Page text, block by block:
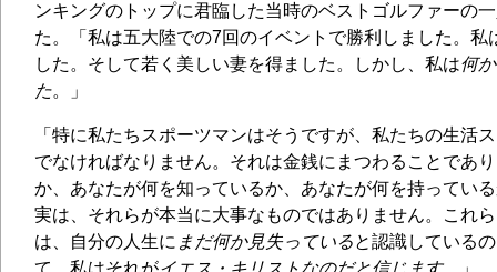
ンキングのトップに君臨した当時のベストゴルファーの
た。「私は五大陸での7回のイベントで勝利しました。私
した。そして若く美しい妻を得ました。しかし、私は何
た。」
「特に私たちスポーツマンはそうですが、私たちの生活
でなければなりません。それは金銭にまつわることであ
か、あなたが何を知っているか、あなたが何を持ってい
実は、それらが本当に大事なものではありません。これ
は、自分の人生に まだ何か見失っていると認識している